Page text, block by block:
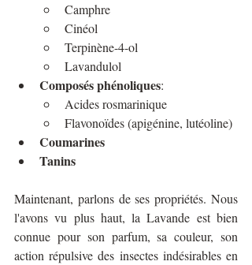
Camphre
Cinéol
Terpinène-4-ol
Lavandulol
Composés phénoliques:
Acides rosmarinique
Flavonoïdes (apigénine, lutéoline)
Coumarines
Tanins
Maintenant, parlons de ses propriétés. Nous
l'avons vu plus haut, la Lavande est bien
connue pour son parfum, sa couleur, son
action répulsive des insectes indésirables en